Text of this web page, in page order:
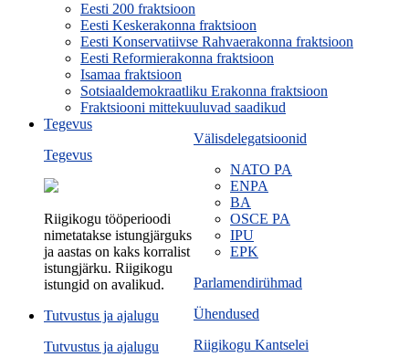
Eesti 200 fraktsioon
Eesti Keskerakonna fraktsioon
Eesti Konservatiivse Rahvaerakonna fraktsioon
Eesti Reformierakonna fraktsioon
Isamaa fraktsioon
Sotsiaaldemokraatliku Erakonna fraktsioon
Fraktsiooni mittekuuluvad saadikud
Välisdelegatsioonid
NATO PA
ENPA
BA
OSCE PA
IPU
EPK
Parlamendirühmad
Ühendused
Riigikogu Kantselei
Tegevus
Tegevus
Riigikogu tööperioodi
nimetatakse istungjärguks
ja aastas on kaks korralist
istungjärku. Riigikogu
istungid on avalikud.
Tutvustus ja ajalugu
Tutvustus ja ajalugu